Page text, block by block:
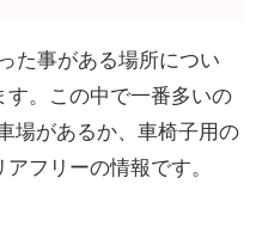
た事がある場所につい
。この中で一番多いの
場があるか、車椅子用の
フリーの情報です。